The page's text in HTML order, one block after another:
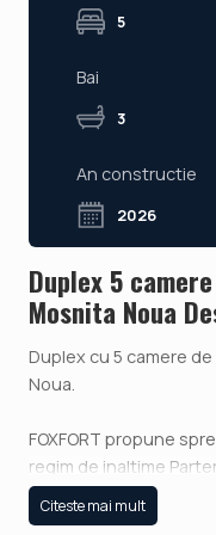
5
Bai
3
An constructie
2026
Duplex 5
Mosnita Noua
Duplex cu 5 camere
Noua.
FOXFORT propune
regim de inaltime
Noua, avand un numar
120 mp si teren 308
Citeste mai mult